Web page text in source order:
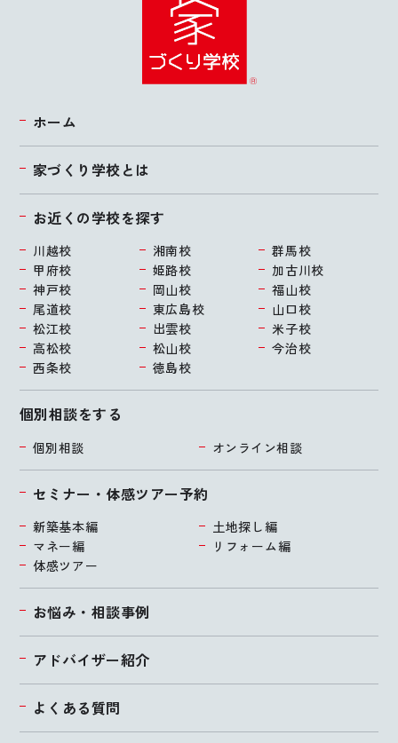
ホーム
家づくり学校とは
お悩み・相談事例
アドバイザー紹介
よくある質問
個別相談をする
個別相談 オンライン相談
セミナー・体感ツアー予約
新築基本編
土地探し編
マネー編
リフォーム編
体感ツアー
お近くの学校を探す
川越校 湘南校
群馬校
甲府校
姫路校
加古川校
神戸校
岡山校
福山校
尾道校
東広島校
山口校
松江校
出雲校
米子校
高松校
松山校
今治校
西条校
徳島校